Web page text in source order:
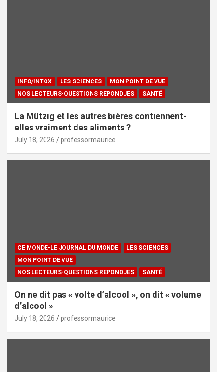
INFO/INTOX LES SCIENCES
MON POINT DE VUE
NOS LECTEURS-QUESTIONS REPONDUES
SANTÉ
La Mützig et les autres bières contiennent-
elles vraiment des aliments ?
July 18, 2026 professormaurice
CE MONDE-LE JOURNAL DU MONDE
LES SCIENCES
MON POINT DE VUE
NOS LECTEURS-QUESTIONS REPONDUES
SANTÉ
On ne dit pas « volte d’alcool », on dit « volume
d’alcool »
July 18, 2026 professormaurice